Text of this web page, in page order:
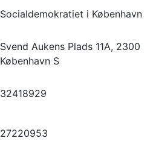
Socialdemokratiet i København
Svend Aukens Plads 11A, 2300
København S
32418929
27220953